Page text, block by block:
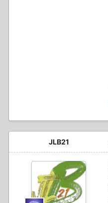
JLB21